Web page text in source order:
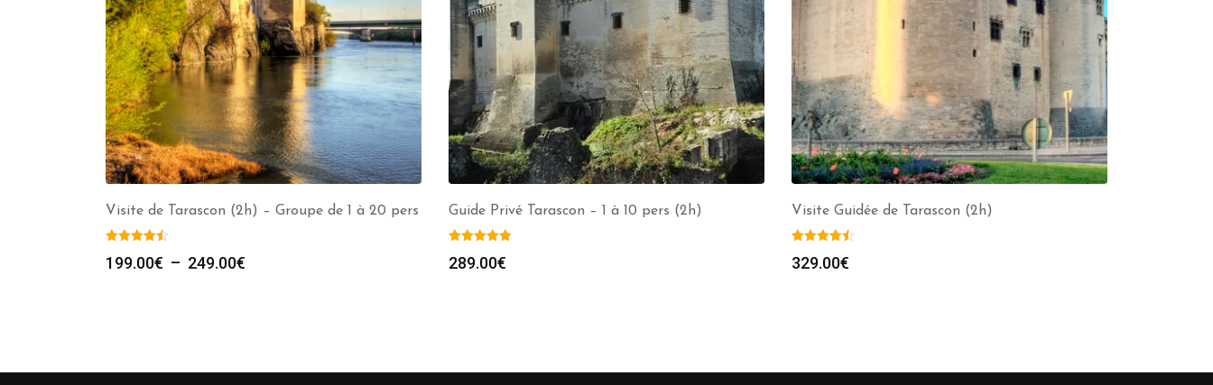
Visite de Tarascon (2h) – Groupe de 1 à 20 pers
199.00€ – 249.00€
Guide Privé Tarascon – 1 à 10 pers (2h)
289.00€
Visite Guidée de Tarascon (2h)
329.00€